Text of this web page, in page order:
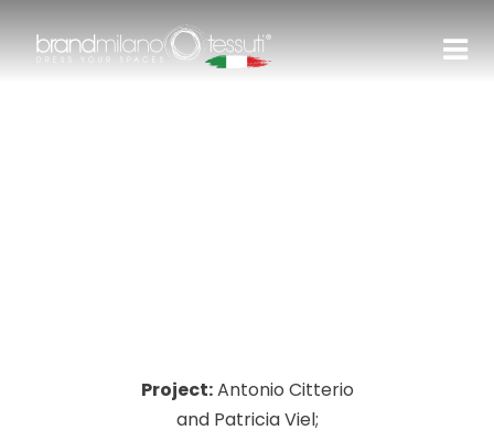
Project:Antonio Citterio
and Patricia Viel;